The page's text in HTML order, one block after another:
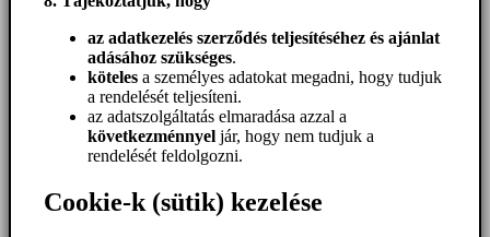
az adatkezelés szerződés teljesítéséhez és ajánlat
adásához szükséges.
köteles a személyes adatokat megadni, hogy tudjuk
a rendelését teljesíteni.
az adatszolgáltatás elmaradása azzal a
következménnyel jár, hogy nem tudjuk a
rendelését feldolgozni.
Cookie-k (sütik) kezelése